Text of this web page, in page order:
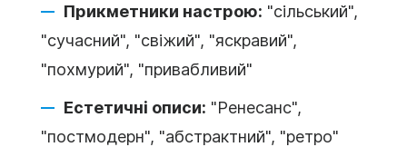
Прикметники настрою: "сільський",
"сучасний", "свіжий", "яскравий",
"похмурий", "привабливий"
Естетичні описи: "Ренесанс",
"постмодерн", "абстрактний", "ретро"